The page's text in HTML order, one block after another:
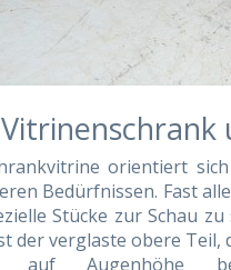
orientiert
Bedürfnissen. Fast
Stücke zur Schau zu
der verglaste obere Teil,
auf Augenhöhe